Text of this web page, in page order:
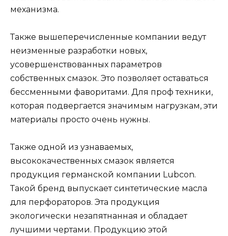
механизма.
Также вышеперечисленные компании ведут
неизменные разработки новых,
усовершенствованных параметров
собственных смазок. Это позволяет оставаться
бессменными фаворитами. Для проф техники,
которая подвергается значимым нагрузкам, эти
материалы просто очень нужны.
Также одной из узнаваемых,
высококачественных смазок является
продукция германской компании Lubcon.
Такой бренд выпускает синтетические масла
для перфораторов. Эта продукция
экологически незапятнанная и обладает
лучшими чертами. Продукцию этой